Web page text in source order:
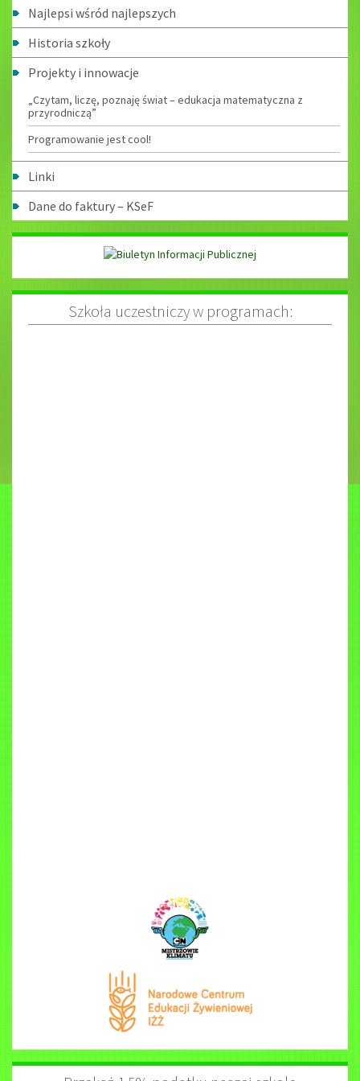
Najlepsi wśród najlepszych
Historia szkoły
Projekty i innowacje
„Czytam, liczę, poznaję świat – edukacja matematyczna z
przyrodniczą”
Programowanie jest cool!
Linki
Dane do faktury – KSeF
Szkoła uczestniczy w programach: